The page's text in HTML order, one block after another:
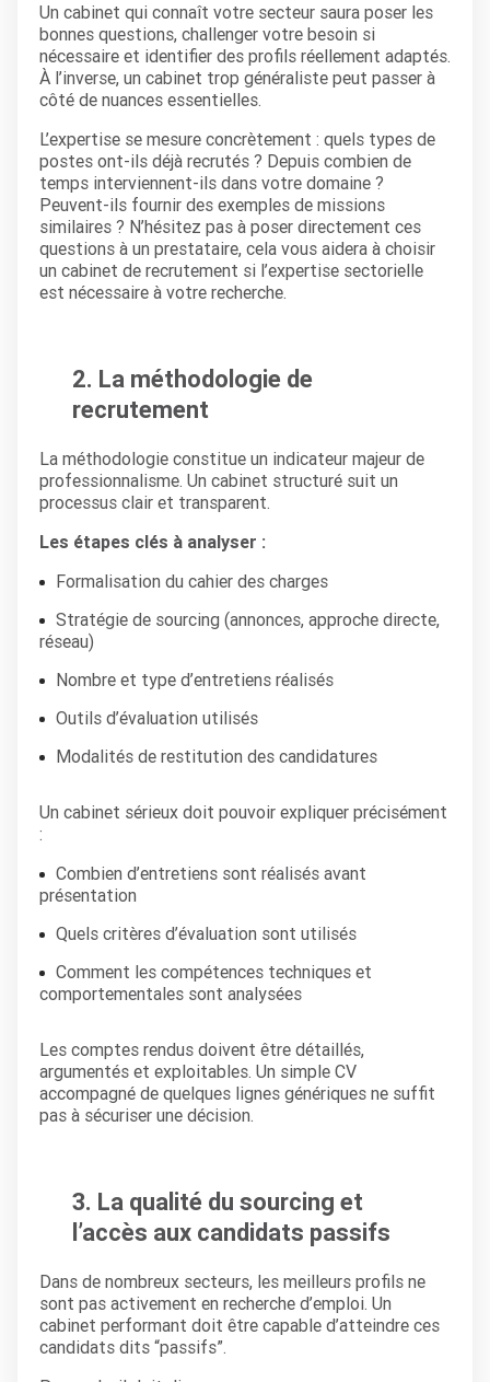
Un cabinet qui connaît votre secteur saura poser les
bonnes questions, challenger votre besoin si
nécessaire et identifier des profils réellement adaptés.
À l’inverse, un cabinet trop généraliste peut passer à
côté de nuances essentielles.
L’expertise se mesure concrètement : quels types de
postes ont-ils déjà recrutés ? Depuis combien de
temps interviennent-ils dans votre domaine ?
Peuvent-ils fournir des exemples de missions
similaires ? N’hésitez pas à poser directement ces
questions à un prestataire, cela vous aidera à choisir
un cabinet de recrutement si l’expertise sectorielle
est nécessaire à votre recherche.
2. La méthodologie de
recrutement
La méthodologie constitue un indicateur majeur de
professionnalisme. Un cabinet structuré suit un
processus clair et transparent.
Les étapes clés à analyser :
Formalisation du cahier des charges
Stratégie de sourcing (annonces, approche directe,
réseau)
Nombre et type d’entretiens réalisés
Outils d’évaluation utilisés
Modalités de restitution des candidatures
Un cabinet sérieux doit pouvoir expliquer précisément
:
Combien d’entretiens sont réalisés avant
présentation
Quels critères d’évaluation sont utilisés
Comment les compétences techniques et
comportementales sont analysées
Les comptes rendus doivent être détaillés,
argumentés et exploitables. Un simple CV
accompagné de quelques lignes génériques ne suffit
pas à sécuriser une décision.
3. La qualité du sourcing et
l’accès aux candidats passifs
Dans de nombreux secteurs, les meilleurs profils ne
sont pas activement en recherche d’emploi. Un
cabinet performant doit être capable d’atteindre ces
candidats dits “passifs”.